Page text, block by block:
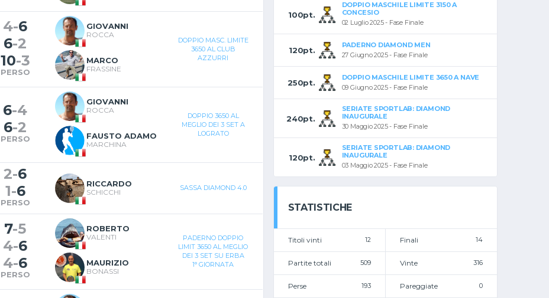
4-6
6-2
10-3
PERSO
GIOVANNI
ROCCA
MARCO
FRASSINE
DOPPIO MASC. LIMITE
3650 AL CLUB
AZZURRI
6-4
6-2
PERSO
GIOVANNI
ROCCA
FAUSTO ADAMO
MARCHINA
DOPPIO 3650 AL
MEGLIO DEI 3 SET A
LOGRATO
2-6
1-6
PERSO
RICCARDO
SCHICCHI SASSA DIAMOND 4.0
7-5
4-6
4-6
PERSO
ROBERTO
VALENTI
MAURIZIO
BONASSI
PADERNO DOPPIO
LIMIT 3650 AL MEGLIO
DEI 3 SET SU ERBA
1° GIORNATA
100pt.
DOPPIO MASCHILE LIMITE 3150 A
CONCESIO
02 Luglio 2025 - Fase Finale
120pt.
PADERNO DIAMOND MEN
27 Giugno 2025 - Fase Finale
250pt.
DOPPIO MASCHILE LIMITE 3650 A NAVE
09 Giugno 2025 - Fase Finale
240pt.
SERIATE SPORTLAB: DIAMOND
INAUGURALE
30 Maggio 2025 - Fase Finale
120pt.
SERIATE SPORTLAB: DIAMOND
INAUGURALE
03 Maggio 2025 - Fase Finale
STATISTICHE
Titoli vinti 12 Finali 14
Partite totali 509 Vinte 316
Perse 193 Pareggiate 0